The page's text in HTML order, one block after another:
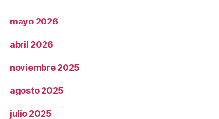
mayo 2026
abril 2026
noviembre 2025
agosto 2025
julio 2025